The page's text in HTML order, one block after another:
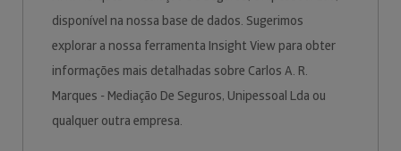
disponível na nossa base de dados. Sugerimos
explorar a nossa ferramenta Insight View para obter
informações mais detalhadas sobre Carlos A. R.
Marques - Mediação De Seguros, Unipessoal Lda ou
qualquer outra empresa.